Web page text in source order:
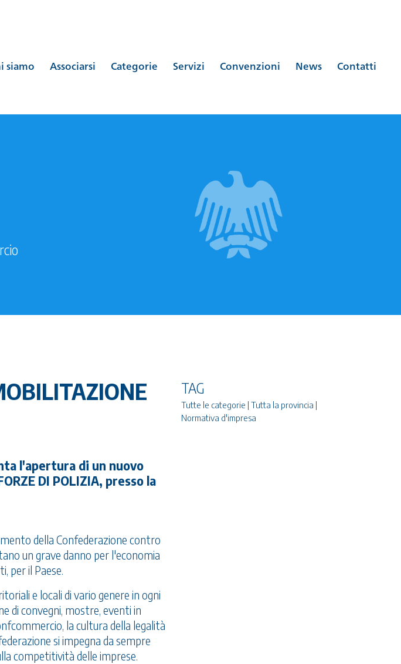
siamo Associarsi Categorie Servizi Convenzioni News Contatti
l'apertura di un nuovo
DI POLIZIA, presso la
della Confederazione contro
un grave danno per l'economia
per il Paese.
e locali di vario genere in ogni
di convegni, mostre, eventi in
la cultura della legalità
si impegna da sempre
competitività delle imprese.
TAG
Tutte le categorie | Tutta la provincia |
Normativa d'impresa